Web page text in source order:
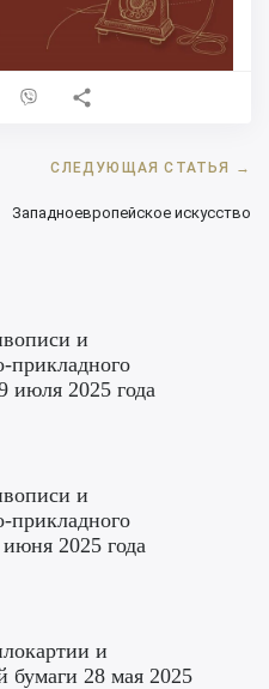
СЛЕДУЮЩАЯ СТАТЬЯ →
Западноевропейское искусство
и
прикладного
июля 2025 года
и
прикладного
2025 года
и
бумаги 28 мая 2025